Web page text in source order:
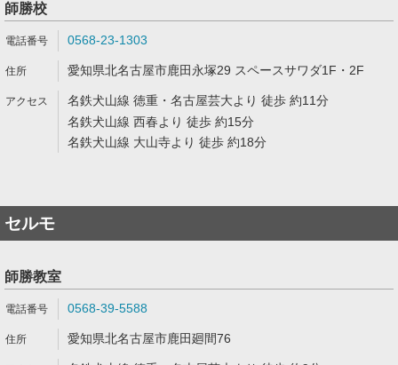
師勝校
0568-23-1303
愛知県北名古屋市鹿田永塚29 スペースサワダ1F・2F
名鉄犬山線 徳重・名古屋芸大より 徒歩 約11分
名鉄犬山線 西春より 徒歩 約15分
名鉄犬山線 大山寺より 徒歩 約18分
セルモ
師勝教室
0568-39-5588
愛知県北名古屋市鹿田廻間76